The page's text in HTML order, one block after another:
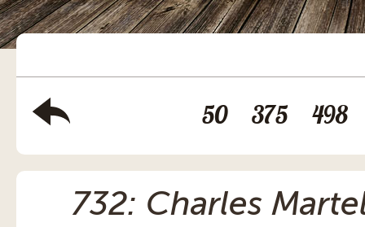
50 375 498
732: Charles